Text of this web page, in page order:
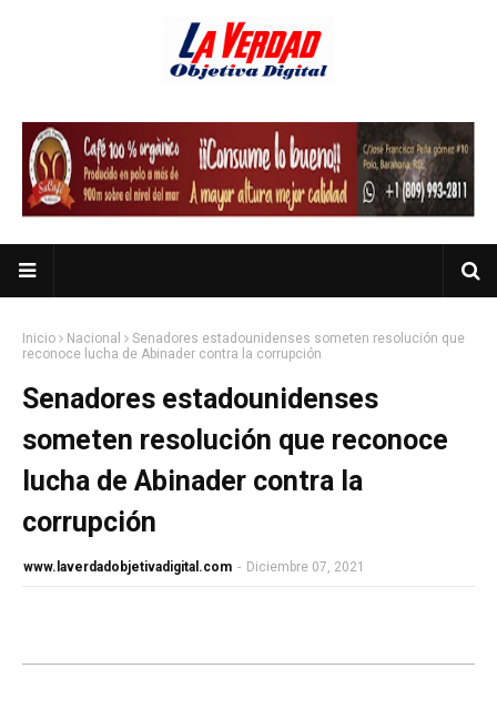
Inicio Nacional
Senadores estadounidenses someten resolución que
reconoce lucha de Abinader contra la corrupción
Senadores estadounidenses
someten resolución que reconoce
lucha de Abinader contra la
corrupción
www.laverdadobjetivadigital.com - Diciembre 07, 2021